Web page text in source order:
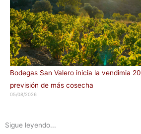
Bodegas San Valero inicia la vendimia
previsión de más cosecha
05/08/2026
Sigue leyendo...